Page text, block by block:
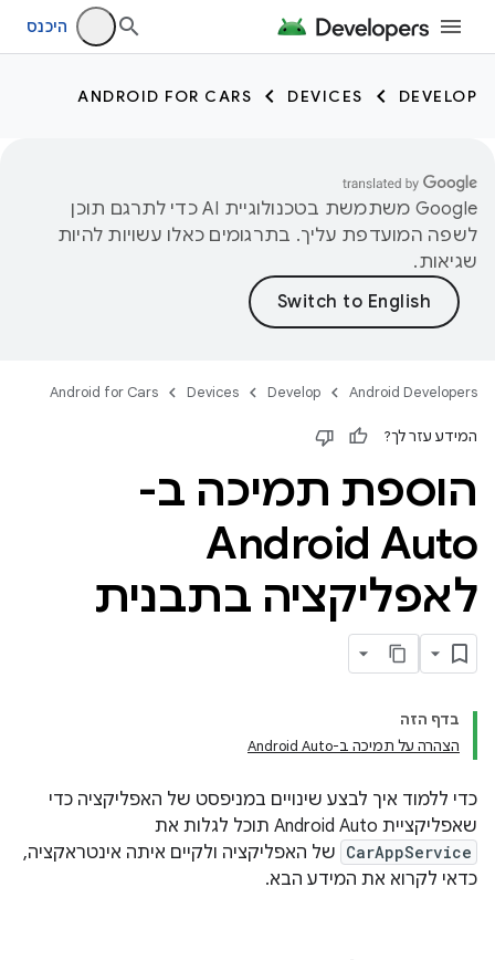
היכנס
DEVELOP
DEVICES
ANDROID FOR CARS
‫Google משתמשת בטכנולוגיית AI כדי לתרגם תוכן
לשפה המועדפת עליך. בתרגומים כאלו עשויות להיות
שגיאות.
Android Developers
Develop
Devices
Android for Cars
המידע עזר לך?
הוספת תמיכה ב-
Android Auto
לאפליקציה בתבנית
בדף הזה
הצהרה על תמיכה ב-Android Auto
כדי ללמוד איך לבצע שינויים במניפסט של האפליקציה כדי
שאפליקציית Android Auto תוכל לגלות את
CarAppService של האפליקציה ולקיים איתה אינטראקציה,
כדאי לקרוא את המידע הבא.